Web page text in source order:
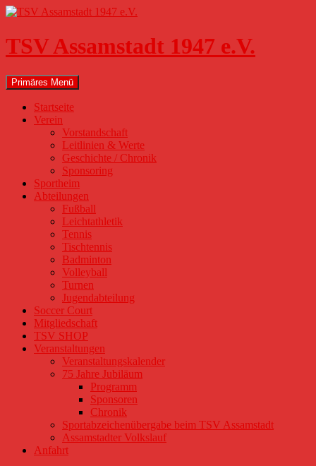
Zum
springen
TSV Assamstadt 1947 e.V.
Suchen
Primäres Menü
Startseite
Verein
Vorstandschaft
Leitlinien & Werte
Geschichte / Chronik
Sponsoring
Sportheim
Abteilungen
Fußball
Leichtathletik
Tennis
Tischtennis
Badminton
Volleyball
Turnen
Jugendabteilung
Soccer Court
Mitgliedschaft
TSV SHOP
Veranstaltungen
Veranstaltungskalender
75 Jahre Jubiläum
Programm
Sponsoren
Chronik
Sportabzeichenübergabe beim TSV Assamstadt
Assamstadter Volkslauf
Anfahrt